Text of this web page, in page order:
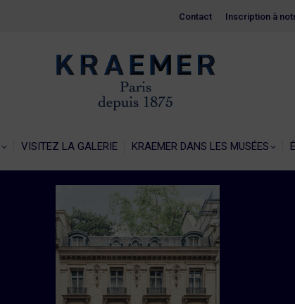
Contact Inscription à
VISITEZ LA GALERIE KRAEMER DANS LES MUSÉES
Contact Inscription à
LA GALERIE KRAEMER VISITEZ LA GALERIE